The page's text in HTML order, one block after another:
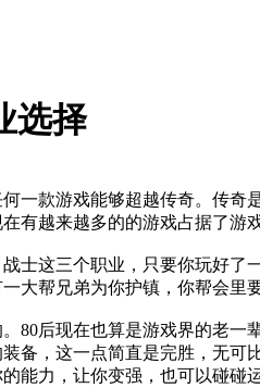
选择
一款游戏能够超越传奇。传
有越来越多的的游戏占据了游
士这三个职业，只要你玩好
大帮兄弟为你护镇，你帮会
80后现在也算是游戏界的老
备，这一点简直是完胜，无
能力，让你变强，也可以碰碰